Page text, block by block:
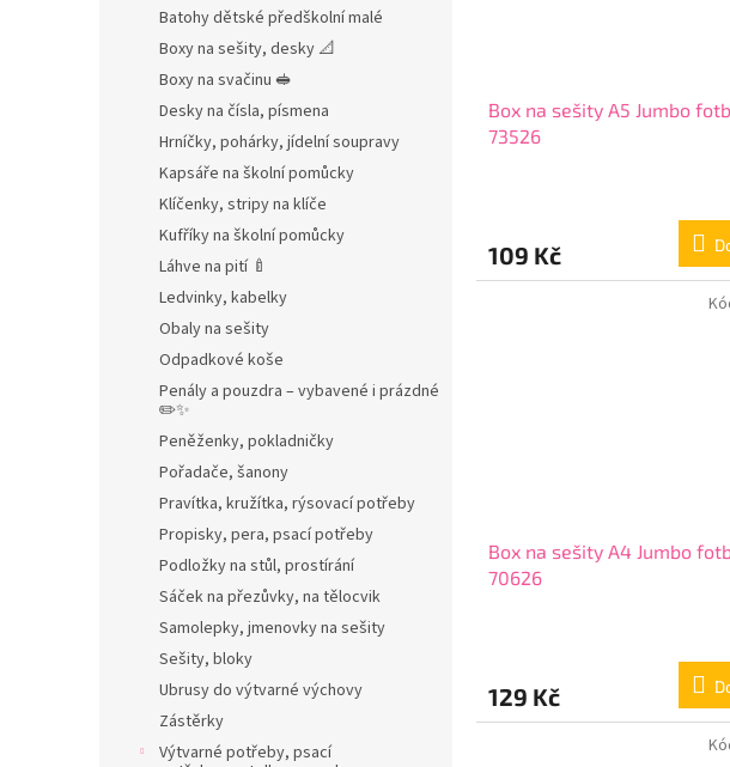
Batohy dětské předškolní malé
Boxy na sešity, desky 📐
Boxy na svačinu 🥪
Desky na čísla, písmena
Hrníčky, pohárky, jídelní soupravy
Kapsáře na školní pomůcky
Klíčenky, stripy na klíče
Kufříky na školní pomůcky
Láhve na pití 🍼
Ledvinky, kabelky
Obaly na sešity
Odpadkové koše
Penály a pouzdra – vybavené i prázdné
✏️✨
Peněženky, pokladničky
Pořadače, šanony
Pravítka, kružítka, rýsovací potřeby
Propisky, pera, psací potřeby
Podložky na stůl, prostírání
Sáček na přezůvky, na tělocvik
Samolepky, jmenovky na sešity
Sešity, bloky
Ubrusy do výtvarné výchovy
Zástěrky
Výtvarné potřeby, psací
Box na sešity A5 Jumbo
73526
109 Kč
Box na sešity A4 Jumbo
70626
129 Kč